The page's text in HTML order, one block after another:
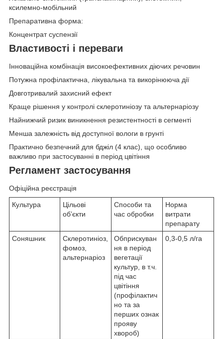
ксилемно-мобільний
Препаративна форма:
Концентрат суспензії
Властивості і переваги
Інноваційна комбінація високоефективних діючих речовин
Потужна профілактична, лікувальна та викорінююча дії
Довготривалий захисний ефект
Краще рішення у контролі склеротиніозу та альтернаріозу
Найнижчий ризик виникнення резистентності в сегменті
Менша залежність від доступної вологи в грунті
Практично безпечний для бджіл (4 клас), що особливо
важливо при застосуванні в період цвітіння
Регламент застосування
Офіційна реєстрація
Культура
Цільові
обʼєкти
Способи та
час обробки
Норма
витрати
препарату
Соняшник
Склеротиніоз,
фомоз,
альтернаріоз
Обприскуван
ня в період
вегетації
культур, в т.ч.
під час
цвітіння
(профілактич
но та за
перших ознак
прояву
хвороб)
0,3-0,5 л/га